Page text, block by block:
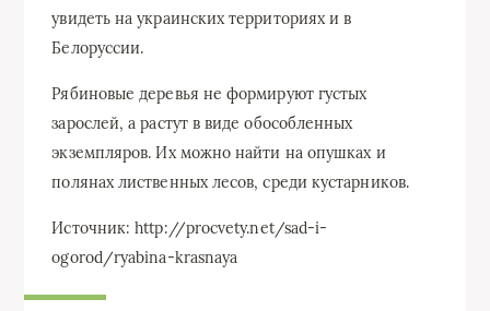
увидеть на украинских территориях и в
Белоруссии.
Рябиновые деревья не формируют густых
зарослей, а растут в виде обособленных
экземпляров. Их можно найти на опушках и
полянах лиственных лесов, среди кустарников.
Источник: http://procvety.net/sad-i-
ogorod/ryabina-krasnaya